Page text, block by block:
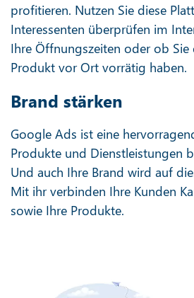
profitieren. Nutzen Sie diese
Interessenten überprüfen im
Ihre Öffnungszeiten oder ob Sie
Produkt vor Ort vorrätig haben.
Brand stärken
Google Ads ist eine
Produkte und Dienstleistungen
Und auch Ihre Brand wird auf
Mit ihr verbinden Ihre Kunden
sowie Ihre Produkte.